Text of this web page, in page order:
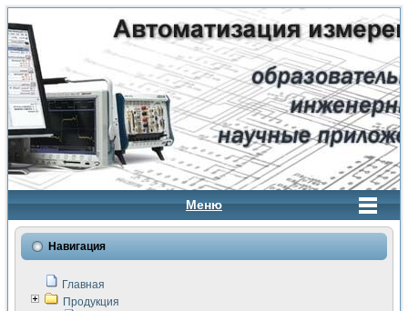
Меню
Навигация
Главная
Продукция